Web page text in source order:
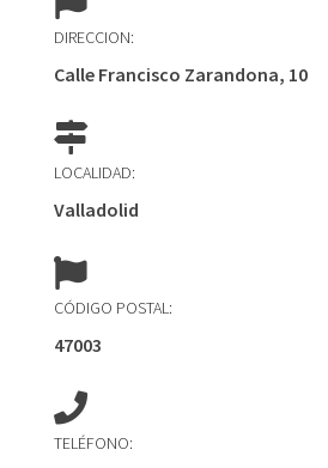
DIRECCION:
Calle Francisco Zarandona, 10
LOCALIDAD:
Valladolid
CÓDIGO POSTAL:
47003
TELÉFONO: